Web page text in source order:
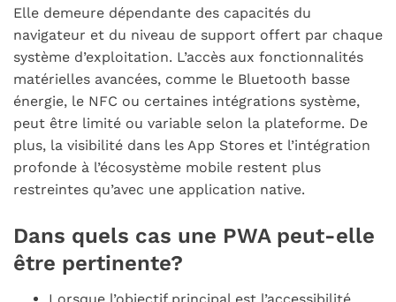
Elle demeure dépendante des capacités du
navigateur et du niveau de support offert par chaque
système d’exploitation. L’accès aux fonctionnalités
matérielles avancées, comme le Bluetooth basse
énergie, le NFC ou certaines intégrations système,
peut être limité ou variable selon la plateforme. De
plus, la visibilité dans les App Stores et l’intégration
profonde à l’écosystème mobile restent plus
restreintes qu’avec une application native.
Dans quels cas une PWA peut-elle
être pertinente?